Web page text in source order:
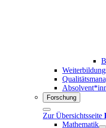
Forschung
Zur Übersichtsseite
Mathematik